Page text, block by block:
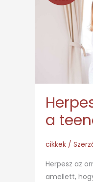
a
cikkek /
Herpesz az
amellett,
orron
–
Mi